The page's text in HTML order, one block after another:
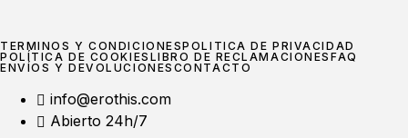
TÉRMINOS Y CONDICIONESPOLÍTICA DE PRIVACIDAD
POLÍTICA DE COOKIES LIBRO DE RECLAMACIONES FAQ
ENVÍOS Y DEVOLUCIONES CONTACTO
info@erothis.com
Abierto 24h/7